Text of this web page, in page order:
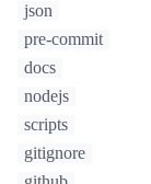
json
pre-commit
docs
nodejs
scripts
gitignore